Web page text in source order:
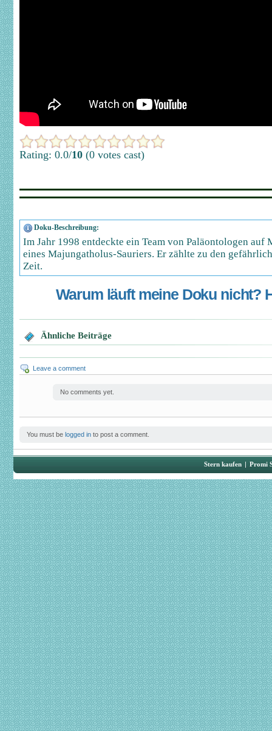
Rating: 0.0/10 (0 votes cast)
Doku-Beschreibung:
Im Jahr 1998 entdeckte ein Team von Paläontologen auf
eines Majungatholus-Sauriers. Er zählte zu den
Zeit.
Warum läuft meine Doku nicht?
Ähnliche Beiträge
Leave a comment
No comments yet.
You must be logged in to post a comment.
Stern kaufen | Promi